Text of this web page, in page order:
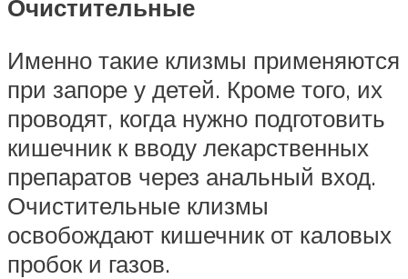
Очистительные
Именно такие клизмы применяются
при запоре у детей. Кроме того, их
проводят, когда нужно подготовить
кишечник к вводу лекарственных
препаратов через анальный вход.
Очистительные клизмы
освобождают кишечник от каловых
пробок и газов.